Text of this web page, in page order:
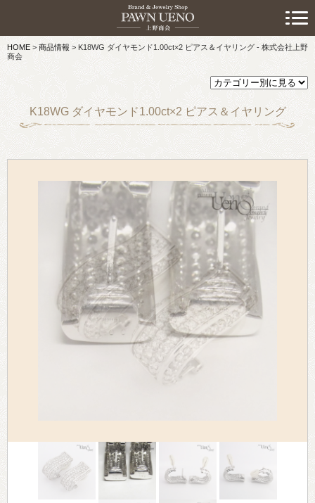
HOME > 商品情報> K18WG ダイヤモンド1.00ct×2 ピアス＆イヤリング - 株式会社上野
商会
K18WG ダイヤモンド1.00ct×2 ピアス＆イヤリング
> 初めての方へ
> 預けたい方
> 売りたい方
> 買いたい方
> 取り扱い品目
> 商品情報
> スタッフおすすめ情報
> お知らせ
> キャンペーン情報
> 会社概要
> アクセス
> 古物営業法に基づく表示